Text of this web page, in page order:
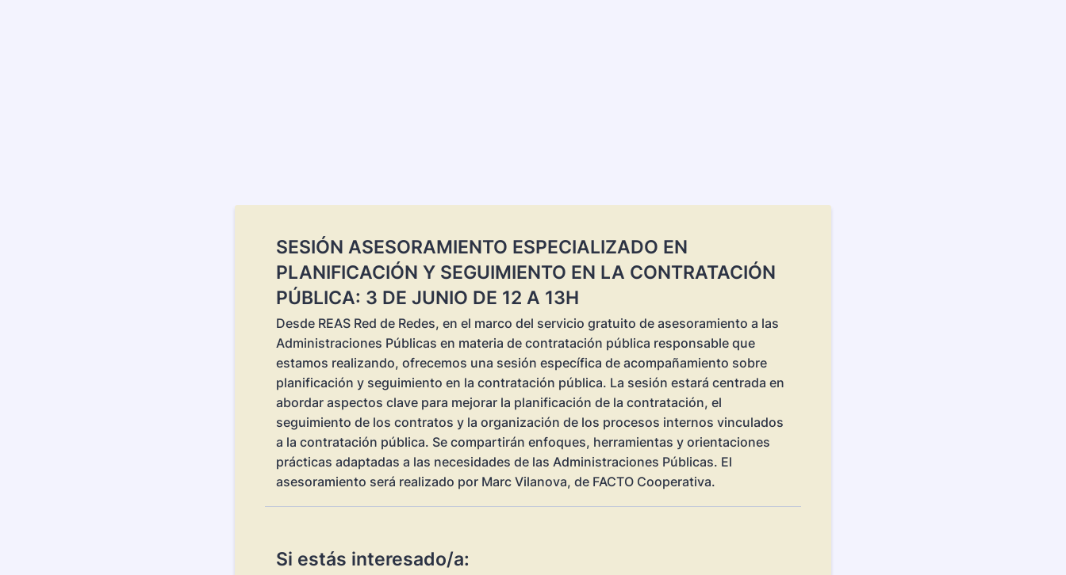
SESIÓN ASESORAMIENTO ESPECIALIZADO EN
PLANIFICACIÓN Y SEGUIMIENTO EN LA CONTRATACIÓN
PÚBLICA: 3 DE JUNIO DE 12 A 13H
Desde REAS Red de Redes, en el marco del servicio gratuito de asesoramiento a las
Administraciones Públicas en materia de contratación pública responsable que
estamos realizando, ofrecemos una sesión específica de acompañamiento sobre
planificación y seguimiento en la contratación pública. La sesión estará centrada en
abordar aspectos clave para mejorar la planificación de la contratación, el
seguimiento de los contratos y la organización de los procesos internos vinculados
a la contratación pública. Se compartirán enfoques, herramientas y orientaciones
prácticas adaptadas a las necesidades de las Administraciones Públicas. El
asesoramiento será realizado por Marc Vilanova, de FACTO Cooperativa.
Si estás interesado/a: